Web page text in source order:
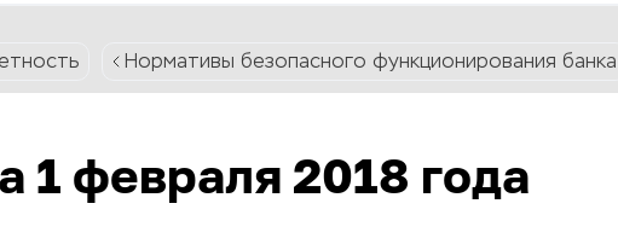
Нормативы безопасного функционирования банка
1 февраля 2018 года